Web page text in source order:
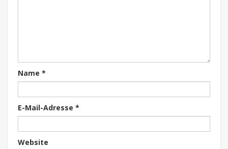
Name *
E-Mail-Adresse *
Website